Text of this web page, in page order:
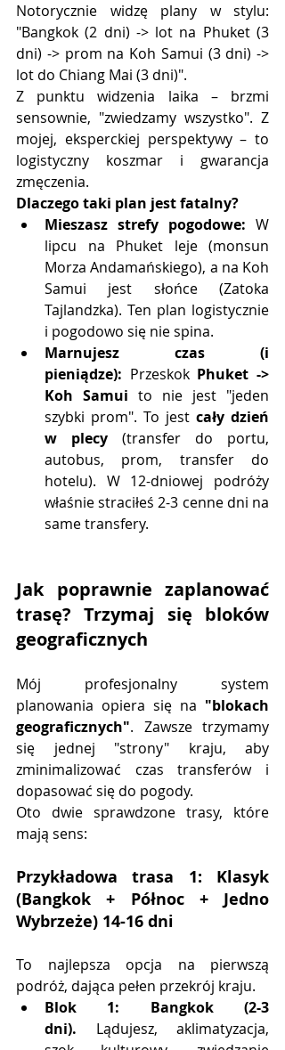
Notorycznie widzę plany w stylu:
"Bangkok (2 dni) -> lot na Phuket (3
dni) -> prom na Koh Samui (3 dni) ->
lot do Chiang Mai (3 dni)".
Z punktu widzenia laika – brzmi
sensownie, "zwiedzamy wszystko". Z
mojej, eksperckiej perspektywy – to
logistyczny koszmar i gwarancja
zmęczenia.
Dlaczego taki plan jest fatalny?
Mieszasz strefy pogodowe: W
lipcu na Phuket leje (monsun
Morza Andamańskiego), a na Koh
Samui jest słońce (Zatoka
Tajlandzka). Ten plan logistycznie
i pogodowo się nie spina.
Marnujesz czas (i
pieniądze): Przeskok Phuket ->
Koh Samui to nie jest "jeden
szybki prom". To jest cały dzień
w plecy (transfer do portu,
autobus, prom, transfer do
hotelu). W 12-dniowej podróży
właśnie straciłeś 2-3 cenne dni na
same transfery.
Jak poprawnie zaplanować
trasę? Trzymaj się bloków
geograficznych
Mój profesjonalny system
planowania opiera się na "blokach
geograficznych". Zawsze trzymamy
się jednej "strony" kraju, aby
zminimalizować czas transferów i
dopasować się do pogody.
Oto dwie sprawdzone trasy, które
mają sens:
Przykładowa trasa 1: Klasyk
(Bangkok + Północ + Jedno
Wybrzeże) 14-16 dni
To najlepsza opcja na pierwszą
podróż, dająca pełen przekrój kraju.
Blok 1: Bangkok (2-3
dni). Lądujesz, aklimatyzacja,